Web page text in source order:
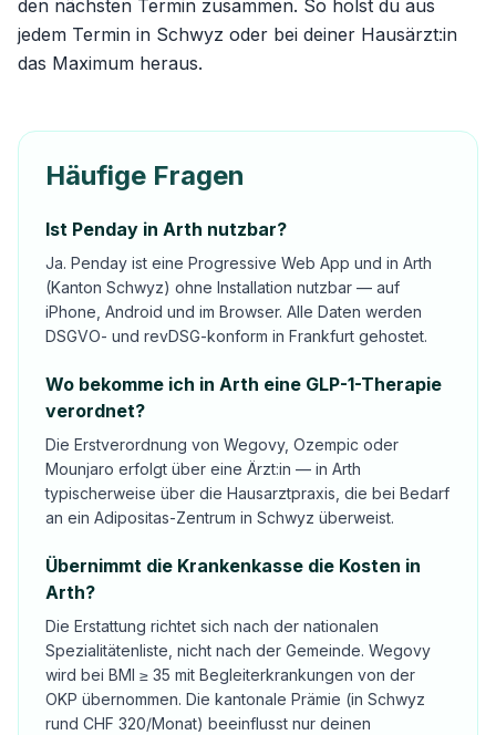
den nächsten Termin zusammen. So holst du aus
jedem Termin in Schwyz oder bei deiner Hausärzt:in
das Maximum heraus.
Häufige Fragen
Ist Penday in Arth nutzbar?
Ja. Penday ist eine Progressive Web App und in Arth
(Kanton Schwyz) ohne Installation nutzbar — auf
iPhone, Android und im Browser. Alle Daten werden
DSGVO- und revDSG-konform in Frankfurt gehostet.
Wo bekomme ich in Arth eine GLP-1-Therapie
verordnet?
Die Erstverordnung von Wegovy, Ozempic oder
Mounjaro erfolgt über eine Ärzt:in — in Arth
typischerweise über die Hausarztpraxis, die bei Bedarf
an ein Adipositas-Zentrum in Schwyz überweist.
Übernimmt die Krankenkasse die Kosten in
Arth?
Die Erstattung richtet sich nach der nationalen
Spezialitätenliste, nicht nach der Gemeinde. Wegovy
wird bei BMI ≥ 35 mit Begleiterkrankungen von der
OKP übernommen. Die kantonale Prämie (in Schwyz
rund CHF 320/Monat) beeinflusst nur deinen